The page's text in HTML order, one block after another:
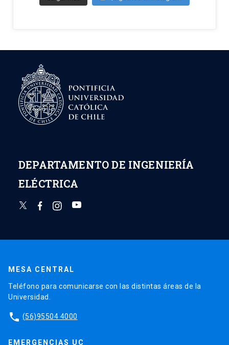
DEPARTAMENTO DE INGENIERÍA
ELÉCTRICA
MESA CENTRAL
Teléfono para comunicarse con las distintas áreas de la
Universidad.
phone (56)95504 4000
EMERGENCIAS UC